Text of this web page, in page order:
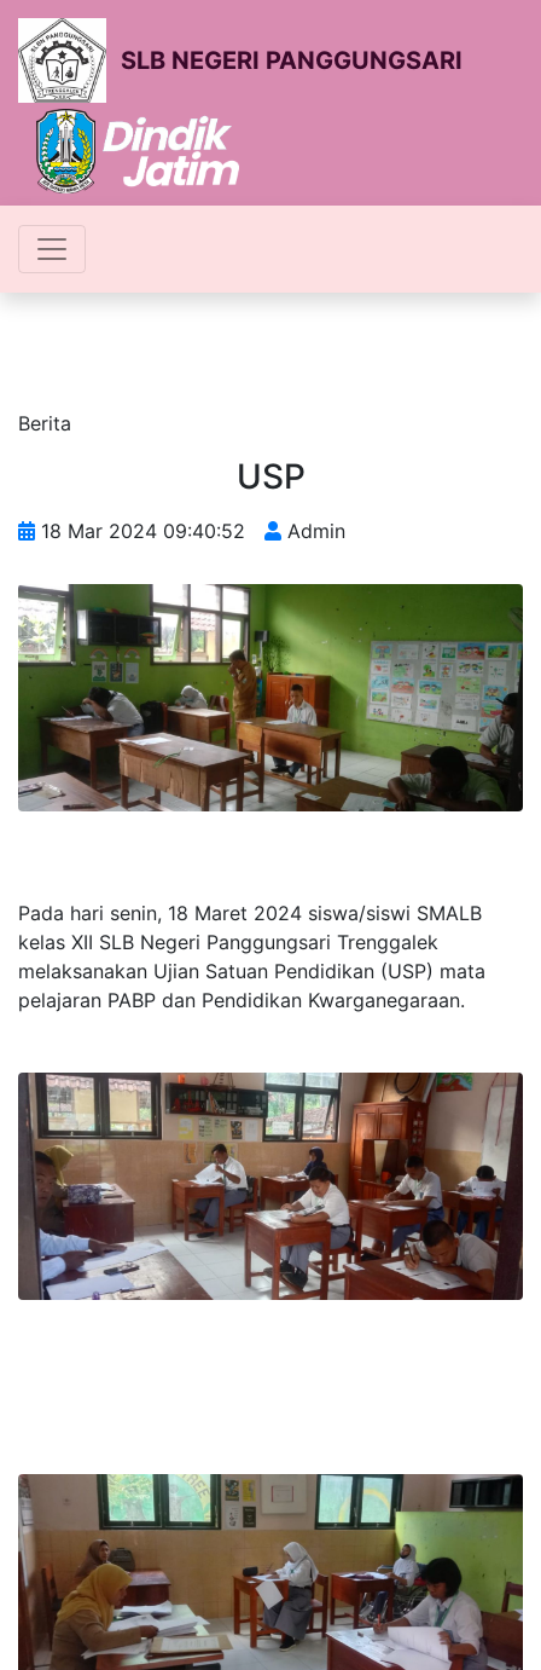
SLB NEGERI PANGGUNGSARI
Berita
USP
18 Mar 2024 09:40:52 Admin
Pada hari senin, 18 Maret 2024 siswa/siswi SMALB
kelas XII SLB Negeri Panggungsari Trenggalek
melaksanakan Ujian Satuan Pendidikan (USP) mata
pelajaran PABP dan Pendidikan Kwarganegaraan.